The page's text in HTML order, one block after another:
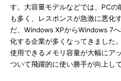
す。大容量モデルなどでは、PCの
も多く、レスポンスが急激に悪化
だ、Windows XPからWindows 7
化する企業が多くなってきました
使用できるメモリ容量が大幅にア
ついて飛躍的に使い勝手が向上し